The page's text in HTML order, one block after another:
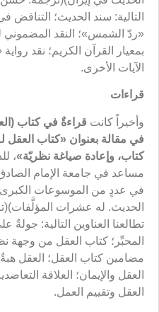
التالية: سند الحديث؛ التناقض
«ردّ الشمس»؛ النقد المضموني
بمعيار القرآن الكريم؛ نقد
الآيات الأخرى.
قراءات
وأخيراً كانت قراءةٌ في كتاب
في مقالة بعنوان «كتاب العقل
كتاب، وإعادة صياغة نظريّة»،
مساعد في جامعة الإمام
في عددٍ من الموسوعات
الحديث. له عشرات المؤلَّفات)(
تطالعنا العناوين التالية:
المحبِّر؛ كتاب العقل من وجهة
مضامين كتاب العقل؛ العقل هبةٌ
العقل والإيمان؛ العلاقة
العقل وتقييم العمل.